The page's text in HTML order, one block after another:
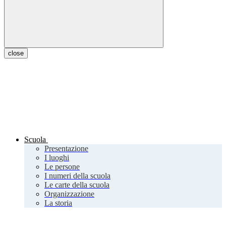
close
Scuola
Presentazione
I luoghi
Le persone
I numeri della scuola
Le carte della scuola
Organizzazione
La storia